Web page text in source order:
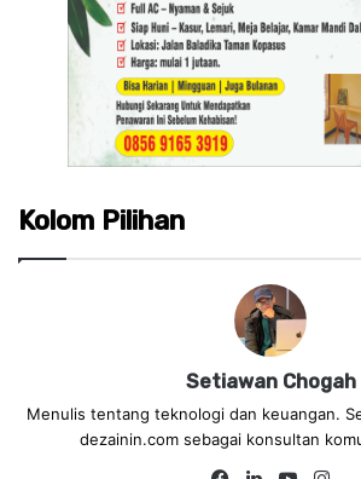
Kolom Pilihan
Setiawan Chogah
Menulis tentang teknologi dan keuangan.
dezainin.com sebagai konsultan